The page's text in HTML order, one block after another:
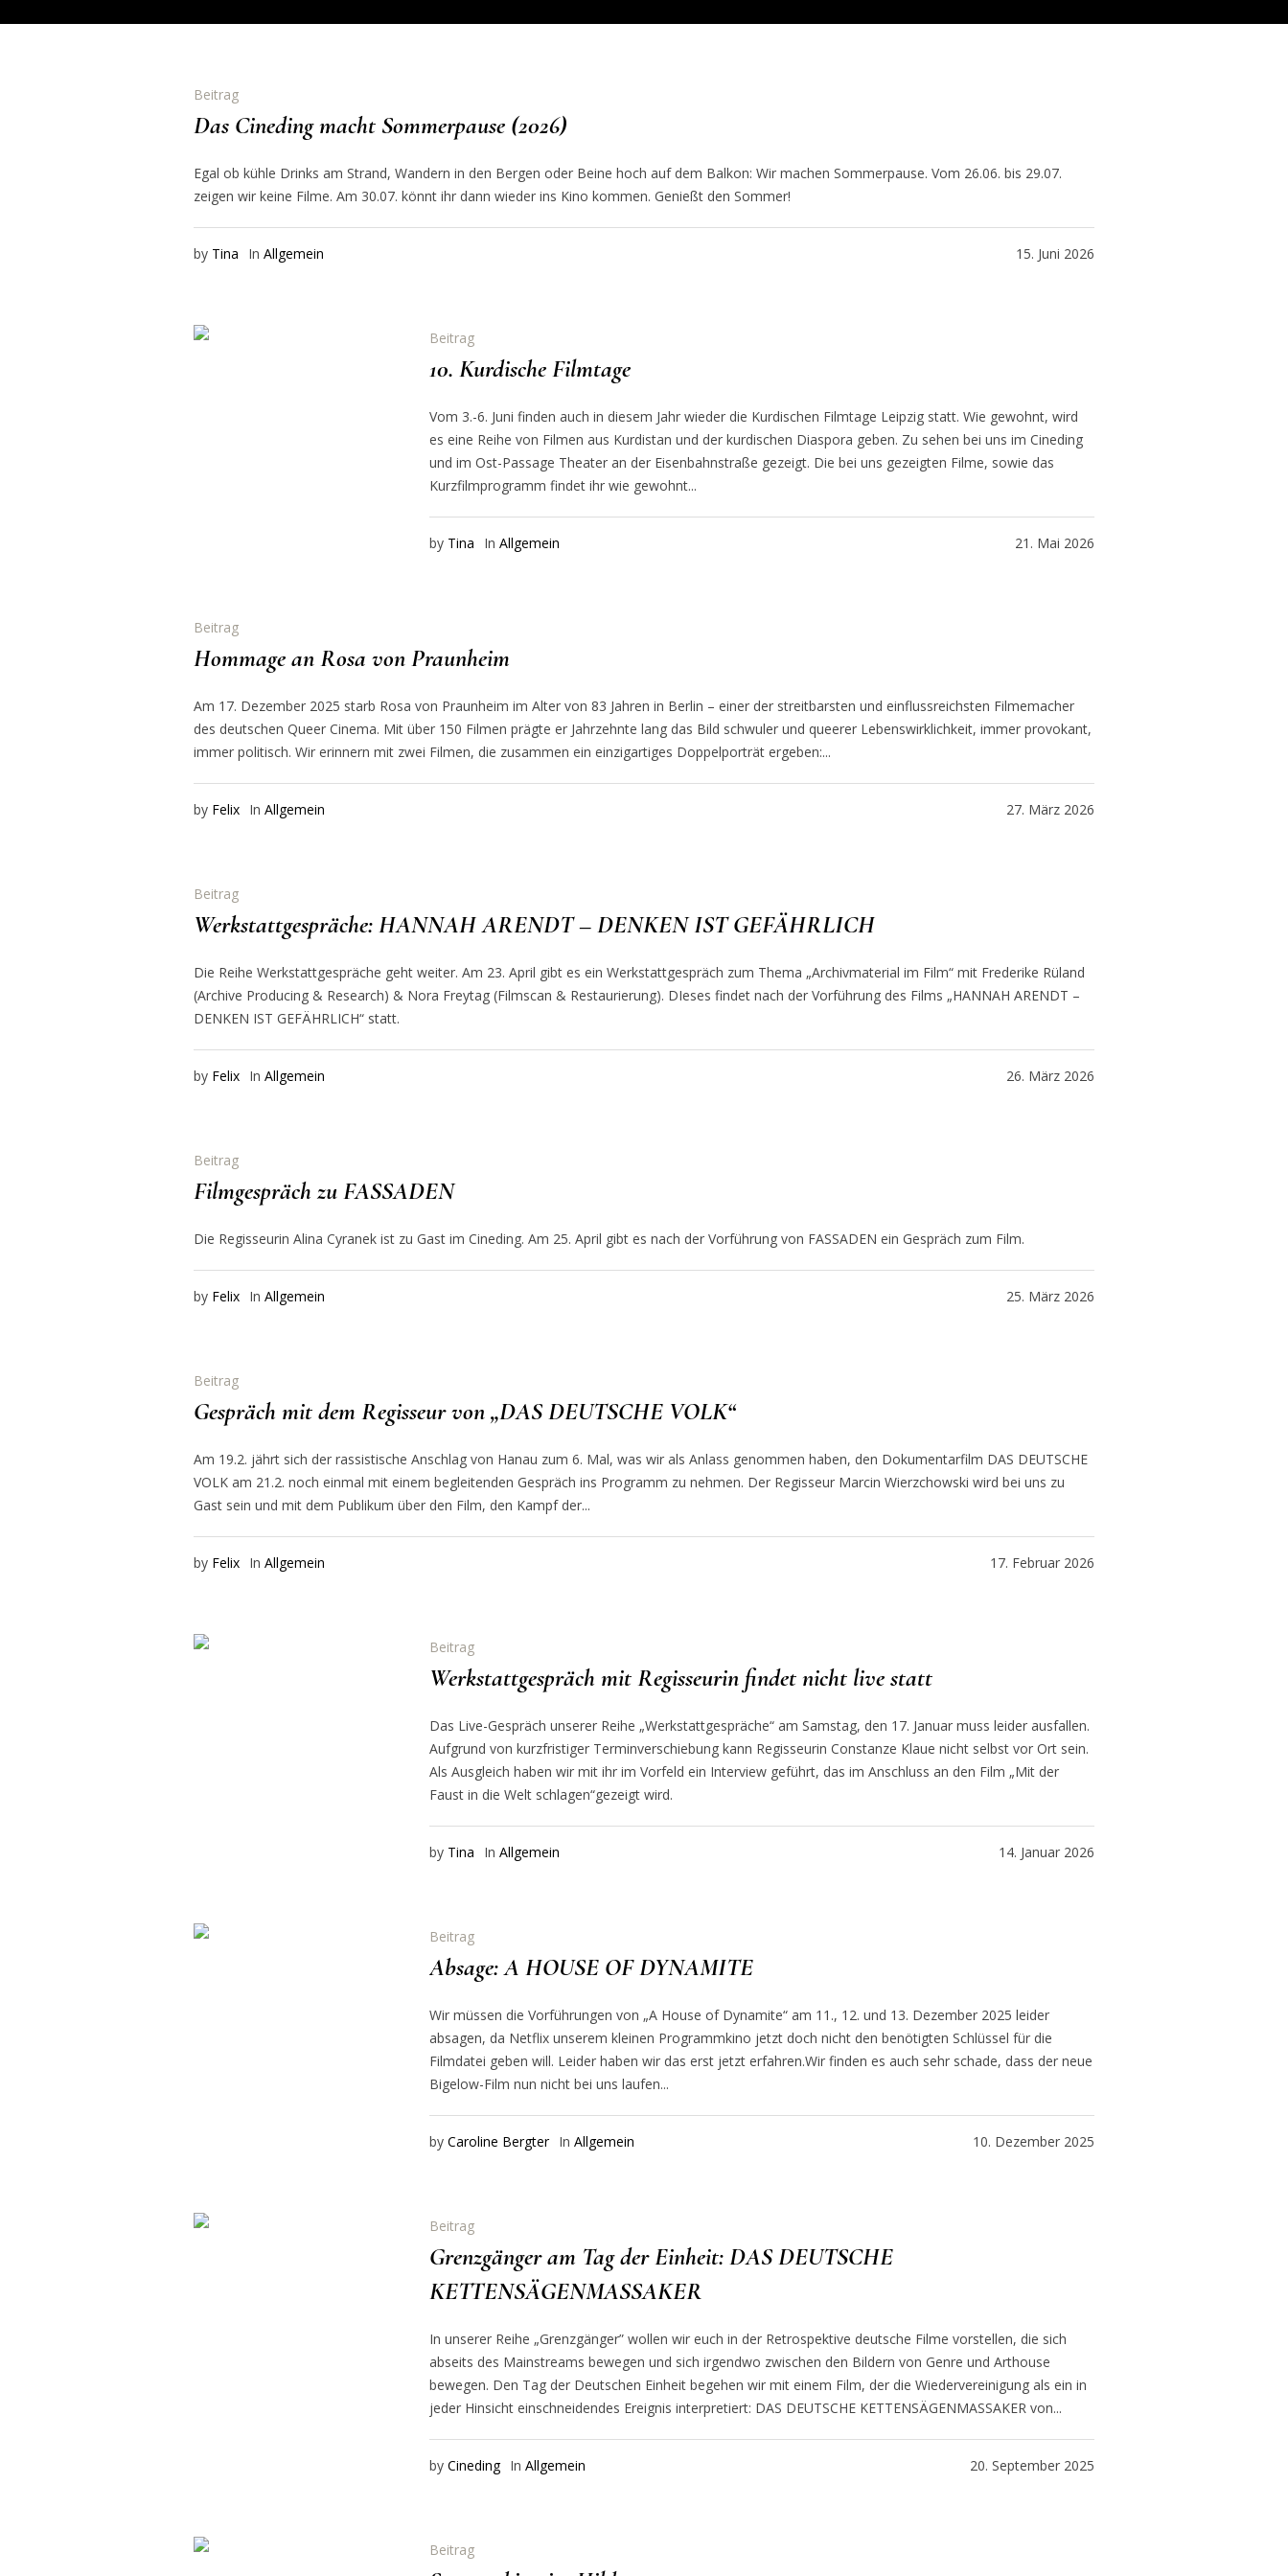
Beitrag
Das Cineding macht Sommerpause (2026)
Egal ob kühle Drinks am Strand, Wandern in den Bergen oder Beine hoch auf dem Balkon: Wir machen Sommerpause. Vom 26.06. bis 29.07.
zeigen wir keine Filme. Am 30.07. könnt ihr dann wieder ins Kino kommen. Genießt den Sommer!
15. Juni 2026
by Tina In Allgemein
Beitrag
10. Kurdische Filmtage
Vom 3.-6. Juni finden auch in diesem Jahr wieder die Kurdischen Filmtage Leipzig statt. Wie gewohnt, wird
es eine Reihe von Filmen aus Kurdistan und der kurdischen Diaspora geben. Zu sehen bei uns im Cineding
und im Ost-Passage Theater an der Eisenbahnstraße gezeigt. Die bei uns gezeigten Filme, sowie das
Kurzfilmprogramm findet ihr wie gewohnt...
21. Mai 2026
by Tina InAllgemein
Beitrag
Hommage an Rosa von Praunheim
Am 17. Dezember 2025 starb Rosa von Praunheim im Alter von 83 Jahren in Berlin – einer der streitbarsten und einflussreichsten Filmemacher
des deutschen Queer Cinema. Mit über 150 Filmen prägte er Jahrzehnte lang das Bild schwuler und queerer Lebenswirklichkeit, immer provokant,
immer politisch. Wir erinnern mit zwei Filmen, die zusammen ein einzigartiges Doppelporträt ergeben:...
27. März 2026
by Felix In Allgemein
Beitrag
Werkstattgespräche: HANNAH ARENDT – DENKEN IST GEFÄHRLICH
Die Reihe Werkstattgespräche geht weiter. Am 23. April gibt es ein Werkstattgespräch zum Thema „Archivmaterial im Film“ mit Frederike Rüland
(Archive Producing & Research) & Nora Freytag (Filmscan & Restaurierung). DIeses findet nach der Vorführung des Films „HANNAH ARENDT –
DENKEN IST GEFÄHRLICH“ statt.
26. März 2026
by Felix In Allgemein
Beitrag
Filmgespräch zu FASSADEN
Die Regisseurin Alina Cyranek ist zu Gast im Cineding. Am 25. April gibt es nach der Vorführung von FASSADEN ein Gespräch zum Film.
25. März 2026
by Felix In Allgemein
Beitrag
Gespräch mit dem Regisseur von „DAS DEUTSCHE VOLK“
Am 19.2. jährt sich der rassistische Anschlag von Hanau zum 6. Mal, was wir als Anlass genommen haben, den Dokumentarfilm DAS DEUTSCHE
VOLK am 21.2. noch einmal mit einem begleitenden Gespräch ins Programm zu nehmen. Der Regisseur Marcin Wierzchowski wird bei uns zu
Gast sein und mit dem Publikum über den Film, den Kampf der...
17. Februar 2026
by Felix In Allgemein
Beitrag
Werkstattgespräch mit Regisseurin findet nicht live statt
Das Live-Gespräch unserer Reihe „Werkstattgespräche“ am Samstag, den 17. Januar muss leider ausfallen.
Aufgrund von kurzfristiger Terminverschiebung kann Regisseurin Constanze Klaue nicht selbst vor Ort sein.
Als Ausgleich haben wir mit ihr im Vorfeld ein Interview geführt, das im Anschluss an den Film „Mit der
Faust in die Welt schlagen“gezeigt wird.
14. Januar 2026
by Tina InAllgemein
Beitrag
Absage: A HOUSE OF DYNAMITE
Wir müssen die Vorführungen von „A House of Dynamite“ am 11., 12. und 13. Dezember 2025 leider
absagen, da Netflix unserem kleinen Programmkino jetzt doch nicht den benötigten Schlüssel für die
Filmdatei geben will. Leider haben wir das erst jetzt erfahren.Wir finden es auch sehr schade, dass der neue
Bigelow-Film nun nicht bei uns laufen...
10. Dezember 2025
byCaroline Bergter InAllgemein
Beitrag
Grenzgänger am Tag der Einheit: DAS DEUTSCHE
KETTENSÄGENMASSAKER
In unserer Reihe „Grenzgänger” wollen wir euch in der Retrospektive deutsche Filme vorstellen, die sich
abseits des Mainstreams bewegen und sich irgendwo zwischen den Bildern von Genre und Arthouse
bewegen. Den Tag der Deutschen Einheit begehen wir mit einem Film, der die Wiedervereinigung als ein in
jeder Hinsicht einschneidendes Ereignis interpretiert: DAS DEUTSCHE KETTENSÄGENMASSAKER von...
20. September 2025
byCineding InAllgemein
Beitrag